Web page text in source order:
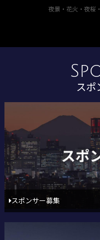
夜景・花火・夜桜
スポ
スポンサー募集